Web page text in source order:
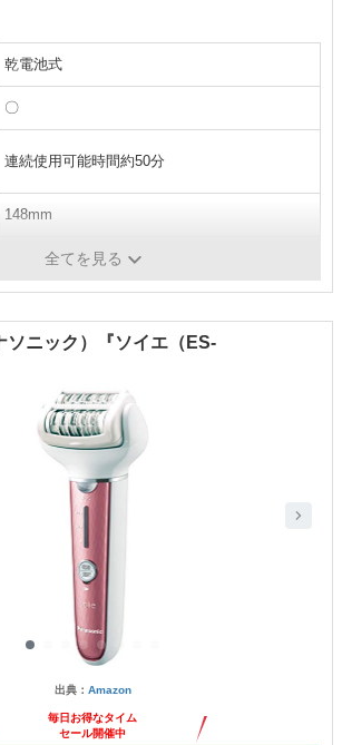
乾電池式
〇
連続使用可能時間約50分
148mm
約110g全てを見る
ニック）『ソイエ（ES-
出典： Amazon
毎日お得なタイム
セール開催中